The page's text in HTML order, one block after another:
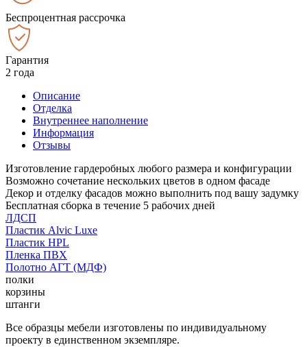
Беспроцентная рассрочка
Гарантия
2 года
Описание
Отделка
Внутреннее наполнение
Информация
Отзывы
Изготовление гардеробных любого размера и конфигурации
Возможно сочетание нескольких цветов в одном фасаде
Декор и отделку фасадов можно выполнить под вашу задумку
Бесплатная сборка в течение 5 рабочих дней
ЛДСП
Пластик Alvic Luxe
Пластик HPL
Пленка ПВХ
Полотно АГТ (МДФ)
полки
корзины
штанги
Все образцы мебели изготовлены по индивидуальному
проекту в единственном экземпляре.